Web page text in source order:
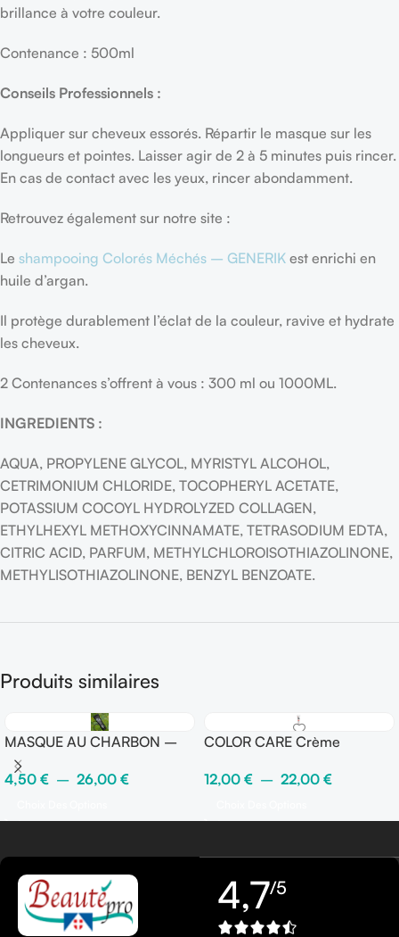
brillance à votre couleur.
Contenance : 500ml
Conseils Professionnels :
Appliquer sur cheveux essorés. Répartir le masque sur les
longueurs et pointes. Laisser agir de 2 à 5 minutes puis rincer.
En cas de contact avec les yeux, rincer abondamment.
Retrouvez également sur notre site :
Le shampooing Colorés Méchés – GENERIK est enrichi en
huile d’argan.
Il protège durablement l’éclat de la couleur, ravive et hydrate
les cheveux.
2 Contenances s’offrent à vous : 300 ml ou 1000ML.
INGREDIENTS :
AQUA, PROPYLENE GLYCOL, MYRISTYL ALCOHOL,
CETRIMONIUM CHLORIDE, TOCOPHERYL ACETATE,
POTASSIUM COCOYL HYDROLYZED COLLAGEN,
ETHYLHEXYL METHOXYCINNAMATE, TETRASODIUM EDTA,
CITRIC ACID, PARFUM, METHYLCHLOROISOTHIAZOLINONE,
METHYLISOTHIAZOLINONE, BENZYL BENZOATE.
Produits similaires
MASQUE AU CHARBON –
KARBON
4,50 € – 26,00 €
COLOR CARE Crème
rinçage
12,00 € – 22,00 €
4,7/5